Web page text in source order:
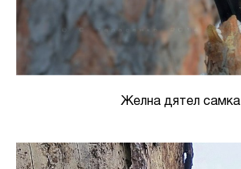
Желна дятел самка